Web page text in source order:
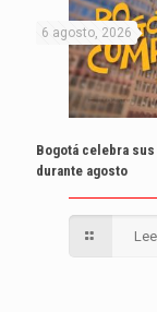
6 agosto, 2026
Bogotá celebra
durante agosto